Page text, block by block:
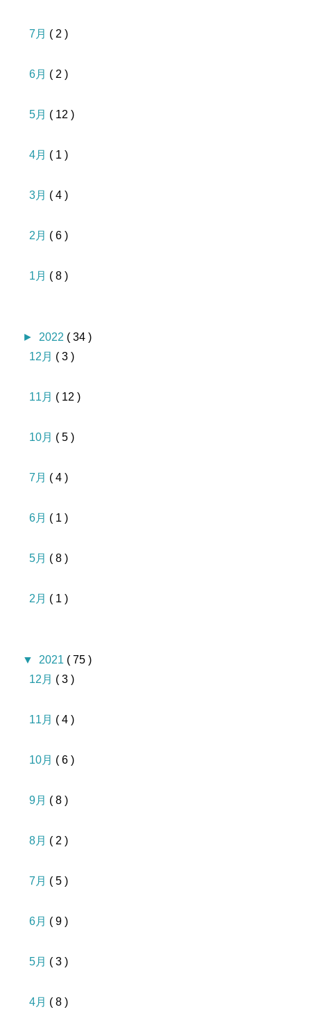
7月 ( 2 )
6月 ( 2 )
5月 ( 12 )
4月 ( 1 )
3月 ( 4 )
2月 ( 6 )
1月 ( 8 )
► 2022 ( 34 )
12月 ( 3 )
11月 ( 12 )
10月 ( 5 )
7月 ( 4 )
6月 ( 1 )
5月 ( 8 )
2月 ( 1 )
▼ 2021 ( 75 )
12月 ( 3 )
11月 ( 4 )
10月 ( 6 )
9月 ( 8 )
8月 ( 2 )
7月 ( 5 )
6月 ( 9 )
5月 ( 3 )
4月 ( 8 )